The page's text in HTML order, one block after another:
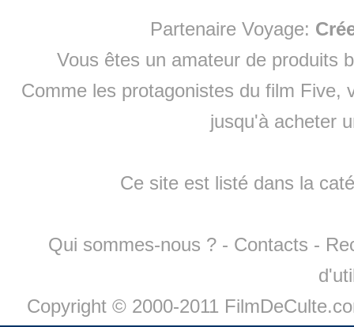
Partenaire Voyage:
Vous êtes un amateur de produits
Comme les protagonistes du film Five,
jusqu'à acheter
Ce site est listé dans la
Qui sommes-nous ? - Contacts -
Copyright © 2000-2011